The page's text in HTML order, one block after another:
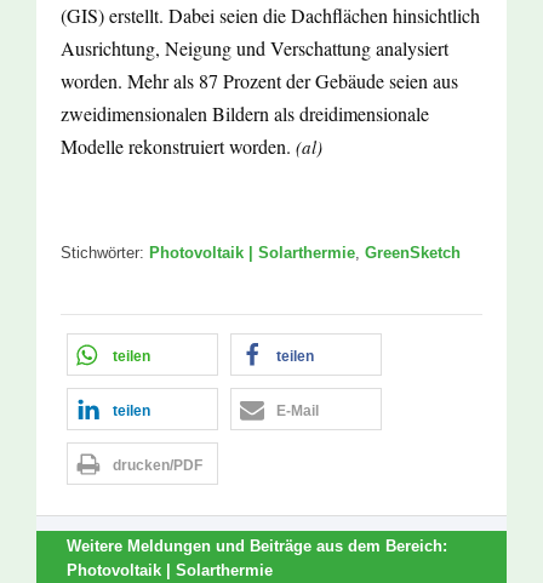
(GIS) erstellt. Dabei seien die Dachflächen hinsichtlich
Ausrichtung, Neigung und Verschattung analysiert
worden. Mehr als 87 Prozent der Gebäude seien aus
zweidimensionalen Bildern als dreidimensionale
Modelle rekonstruiert worden. (al)
Stichwörter: Photovoltaik | Solarthermie GreenSketch
teilen teilen
teilen E-Mail
drucken/PDF
Weitere Meldungen und Beiträge aus dem Bereich:
Photovoltaik | Solarthermie